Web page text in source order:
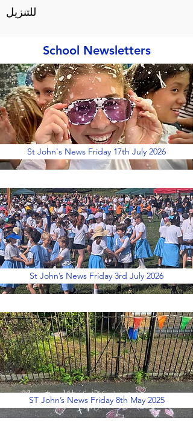
للتنزيل
School Newsletters
St John's News Friday 17th July 2026
St John’s News Friday 3rd July 2026
ST John’s News Friday 8th May 2025